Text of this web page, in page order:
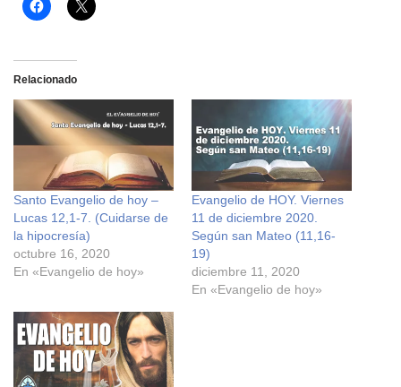
H
a
i
c
p
a
r
a
c
o
a
r
t
i
r
e
n
F
a
o
o
k
(
e
H
a
a
a
c
o
m
p
a
r
t
r
n
X
(
b
r
e
e
n
u
Relacionado
Santo Evangelio de hoy –
Lucas 12,1-7. (Cuidarse de
la hipocresía)
octubre 16, 2020
En «Evangelio de hoy»
Evangelio de HOY. Viernes
11 de diciembre 2020.
Según san Mateo (11,16-
19)
diciembre 11, 2020
En «Evangelio de hoy»